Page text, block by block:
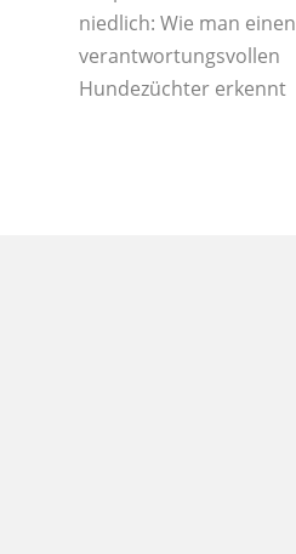
niedlich: Wie man einen
verantwortungsvollen
Hundezüchter erkennt